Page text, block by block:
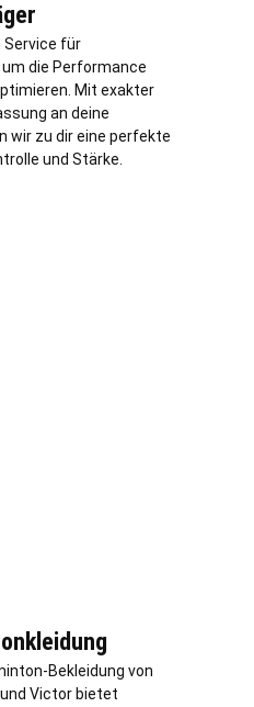
Service für
die Performance
Mit exakter
an deine
wir zu dir eine perfekte
und Stärke.
Bekleidung von
Victor bietet